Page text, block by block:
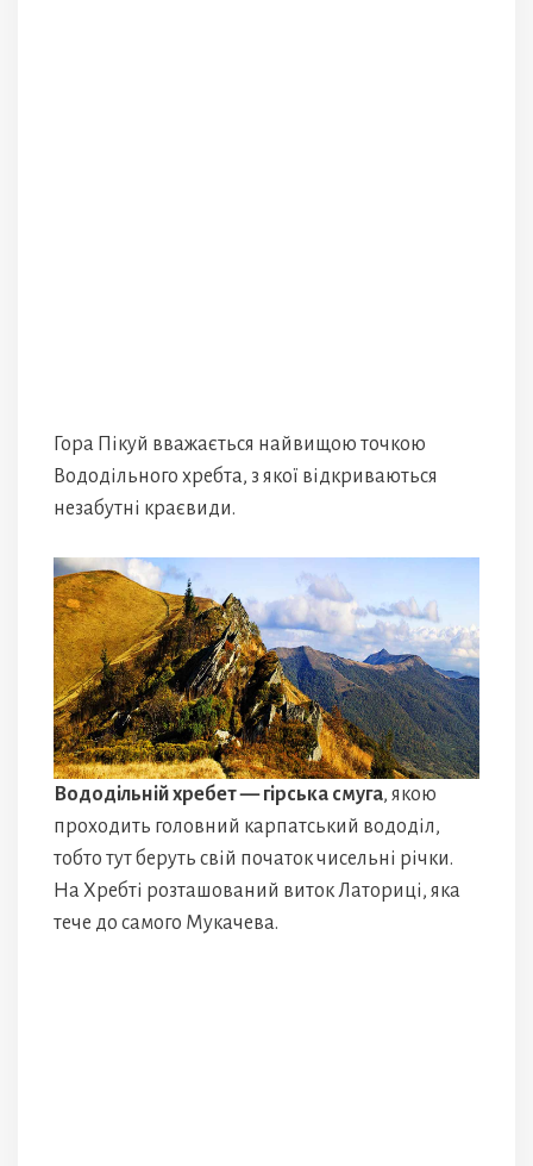
Гора Пікуй вважається найвищою точкою
Вододільного хребта, з якої відкриваються
незабутні краєвиди.
Вододільній хребет — гірська смуга, якою
проходить головний карпатський вододіл,
тобто тут беруть свій початок чисельні річки.
На Хребті розташований виток Латориці, яка
тече до самого Мукачева.